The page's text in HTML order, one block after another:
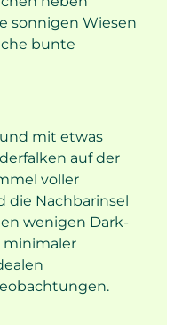
sonnigen Wiesen
bunte
mit etwas
auf der
voller
die Nachbarinsel
wenigen Dark-
minimaler